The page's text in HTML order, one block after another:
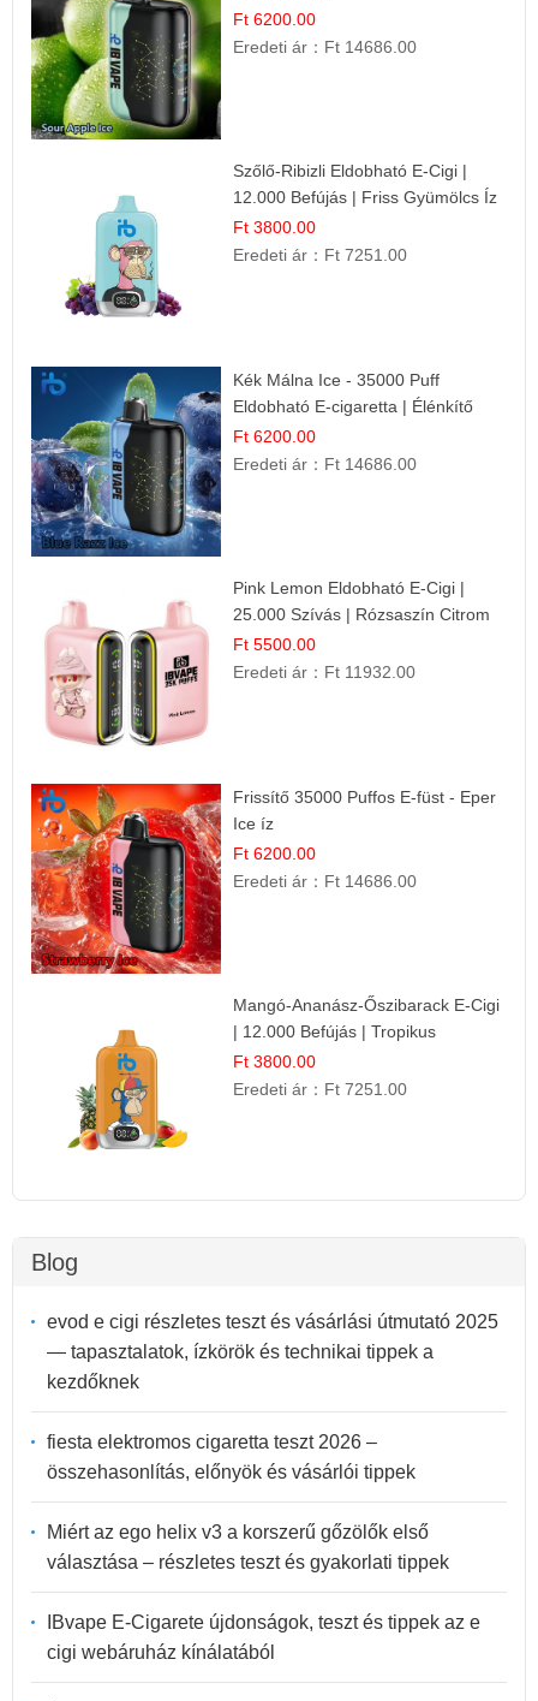
Ft 6200.00
Eredeti ár： Ft 14686.00
Szőlő-Ribizli Eldobható E-Cigi |
12.000 Befújás | Friss Gyümölcs Íz
Ft 3800.00
Eredeti ár： Ft 7251.00
Kék Málna Ice - 35000 Puff
Eldobható E-cigaretta | Élénkítő
Gyümölcsös Frissesség!
Ft 6200.00
Eredeti ár： Ft 14686.00
Pink Lemon Eldobható E-Cigi |
25.000 Szívás | Rózsaszín Citrom
Íz
Ft 5500.00
Eredeti ár： Ft 11932.00
Frissítő 35000 Puffos E-füst - Eper
Ice íz
Ft 6200.00
Eredeti ár： Ft 14686.00
Mangó-Ananász-Őszibarack E-Cigi
| 12.000 Befújás | Tropikus
Gyümölcs Íz
Ft 3800.00
Eredeti ár： Ft 7251.00
Blog
evod e cigi részletes teszt és vásárlási útmutató 2025
— tapasztalatok, ízkörök és technikai tippek a
kezdőknek
fiesta elektromos cigaretta teszt 2026 –
összehasonlítás, előnyök és vásárlói tippek
Miért az ego helix v3 a korszerű gőzölők első
választása – részletes teszt és gyakorlati tippek
IBvape E-Cigarete újdonságok, teszt és tippek az e
cigi webáruház kínálatából